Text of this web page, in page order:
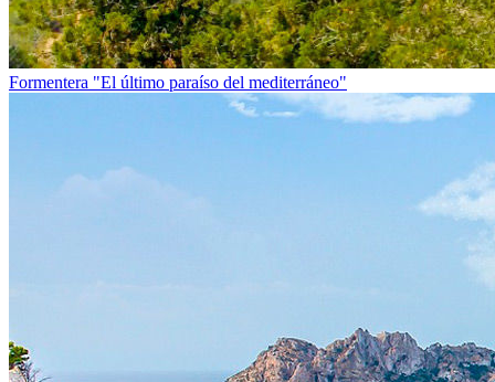
Formentera "El último paraíso del mediterráneo"